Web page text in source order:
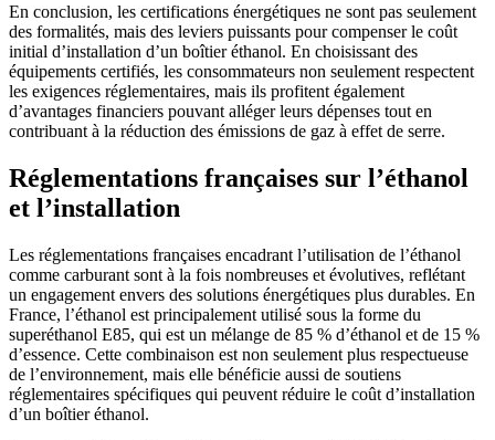
En conclusion, les certifications énergétiques ne sont pas seulement
des formalités, mais des leviers puissants pour compenser le coût
initial d’installation d’un boîtier éthanol. En choisissant des
équipements certifiés, les consommateurs non seulement respectent
les exigences réglementaires, mais ils profitent également
d’avantages financiers pouvant alléger leurs dépenses tout en
contribuant à la réduction des émissions de gaz à effet de serre.
Réglementations françaises sur l’éthanol
et l’installation
Les réglementations françaises encadrant l’utilisation de l’éthanol
comme carburant sont à la fois nombreuses et évolutives, reflétant
un engagement envers des solutions énergétiques plus durables. En
France, l’éthanol est principalement utilisé sous la forme du
superéthanol E85, qui est un mélange de 85 % d’éthanol et de 15 %
d’essence. Cette combinaison est non seulement plus respectueuse
de l’environnement, mais elle bénéficie aussi de soutiens
réglementaires spécifiques qui peuvent réduire le coût d’installation
d’un boîtier éthanol.